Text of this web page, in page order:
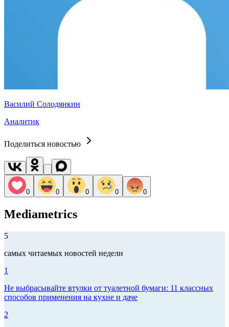
Василий Солодянкин
Аналитик
Поделиться новостью
0 0 0 0 0
Mediametrics
5
самых читаемых новостей недели
1
Не выбрасывайте втулки от туалетной бумаги: 11 классных
способов применения на кухне и даче
2